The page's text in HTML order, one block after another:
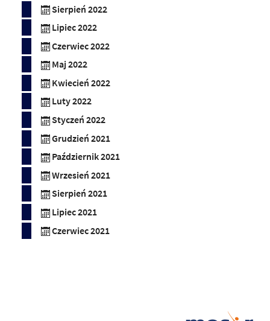
Sierpień 2022
Lipiec 2022
Czerwiec 2022
Maj 2022
Kwiecień 2022
Luty 2022
Styczeń 2022
Grudzień 2021
Październik 2021
Wrzesień 2021
Sierpień 2021
Lipiec 2021
Czerwiec 2021